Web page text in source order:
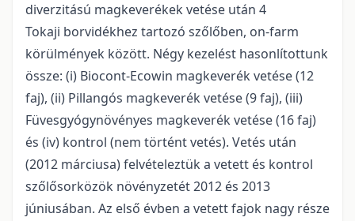
diverzitású magkeverékek vetése után 4
Tokaji borvidékhez tartozó szőlőben, on-farm
körülmények között. Négy kezelést hasonlítottunk
össze: (i) Biocont-Ecowin magkeverék vetése (12
faj), (ii) Pillangós magkeverék vetése (9 faj), (iii)
Füvesgyógynövényes magkeverék vetése (16 faj)
és (iv) kontrol (nem történt vetés). Vetés után
(2012 márciusa) felvételeztük a vetett és kontrol
szőlősorközök növényzetét 2012 és 2013
júniusában. Az első évben a vetett fajok nagy része